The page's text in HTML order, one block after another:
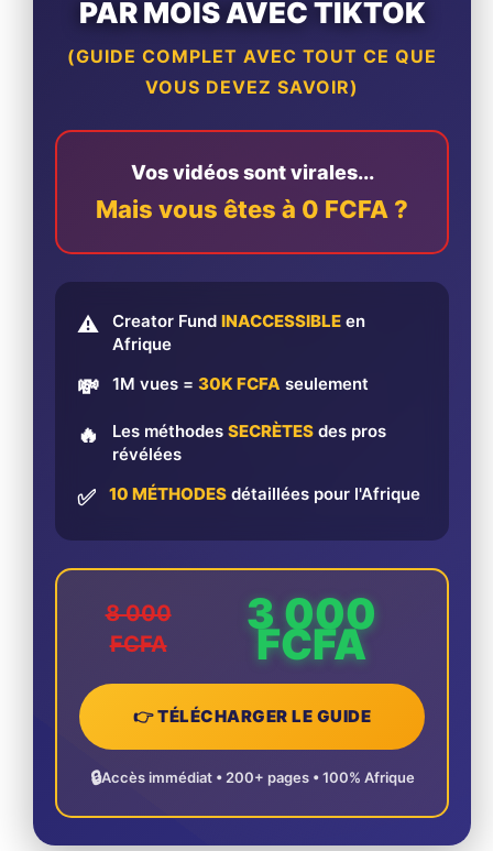
PAR MOIS AVEC TIKTOK
(GUIDE COMPLET AVEC TOUT CE QUE
VOUS DEVEZ SAVOIR)
Vos vidéos sont virales...
Mais vous êtes à 0 FCFA ?
⚠️ Creator Fund INACCESSIBLE en
Afrique
💸 1M vues = 30K FCFA seulement
🔥 Les méthodes SECRÈTES des pros
révélées
✅ 10 MÉTHODES détaillées pour l'Afrique
8 000
FCFA
3 000
FCFA
👉 TÉLÉCHARGER LE GUIDE
🔒Accès immédiat • 200+ pages • 100% Afrique